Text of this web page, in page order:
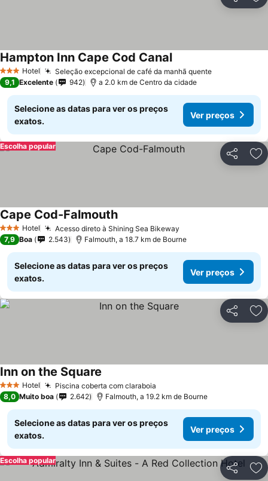
3 EstrelasHotel Seleção excepcional de café da manhã quente
Hampton Inn Cape Cod Canal
9,1 Excelente 942 a 2.0 km de Centro da cidade
Selecione as datas para ver os preços
exatos.
Ver preços
Partilhar
Escolha popular
3 EstrelasHotel Acesso direto à Shining Sea Bikeway
Cape Cod-Falmouth
7,9 Boa 2.543 Falmouth, a 18.7 km de Bourne
Selecione as datas para ver os preços
exatos.
Ver preços
Partilhar
3 EstrelasHotel Piscina coberta com claraboia
Inn on the Square
8,0 Muito boa 2.642 Falmouth, a 19.2 km de Bourne
Selecione as datas para ver os preços
exatos.
Ver preços
Partilhar
Escolha popular